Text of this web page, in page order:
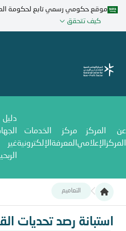
تجاوز
المحتوى
موقع حكومي رسمي تابع لحكومة
كيف تتحقق
عن
المركز
المركز
الإعلامي
مركز
المعرفة
الخدمات
الإلكترونية
دليل
غير
التعاميم
استبانة رصد تحديات القطاع غير
استبانة رصد تحديات